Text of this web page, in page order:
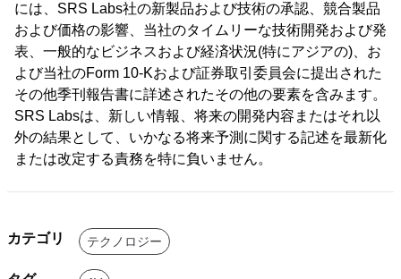
には、SRS Labs社の新製品および技術の承認、競合製品
および価格の影響、当社のタイムリーな技術開発および発
表、一般的なビジネスおよび経済状況(特にアジアの)、お
よび当社のForm 10-Kおよび証券取引委員会に提出された
その他季刊報告書に詳述されたその他の要素を含みます。
SRS Labsは、新しい情報、将来の開発内容またはそれ以
外の結果として、いかなる将来予測に関する記述を最新化
または改定する責務を特に負いません。
カテゴリ テクノロジー